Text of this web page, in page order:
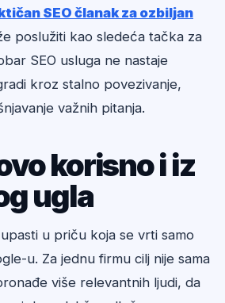
SEO članak za ozbiljan
poslužiti kao sledeća tačka za
SEO usluga ne nastaje
kroz stalno povezivanje,
važnih pitanja.
korisno i iz
ugla
u priču koja se vrti samo
u. Za jednu firmu cilj nije sama
više relevantnih ljudi, da